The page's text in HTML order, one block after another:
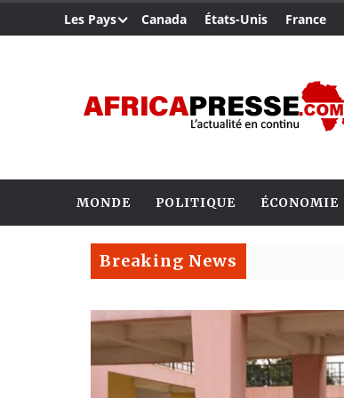
Les Pays Canada États-Unis France
MONDE POLITIQUE ÉCONOMIE
Breaking News